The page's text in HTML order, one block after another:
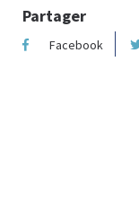
Partager
Facebook